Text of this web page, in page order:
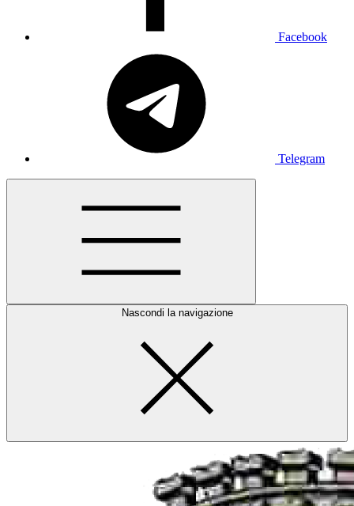
Facebook
Telegram
Nascondi la navigazione